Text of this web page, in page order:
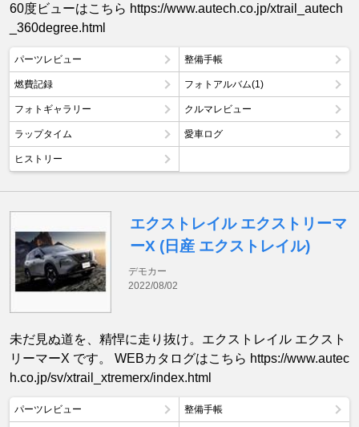
60度ビューはこちら https://www.autech.co.jp/xtrail_autech
_360degree.html
パーツレビュー 整備手帳
燃費記録 フォトアルバム(1)
フォトギャラリー クルマレビュー
ラップタイム 愛車ログ
ヒストリー
エクストレイル エクストリーマ
ーX (日産 エクストレイル)
デモカー
2022/08/02
未だ見ぬ道を、精悍に走り抜け。エクストレイル エクスト
リーマーX です。 WEBカタログはこちら https://www.autec
h.co.jp/sv/xtrail_xtremerx/index.html
パーツレビュー 整備手帳